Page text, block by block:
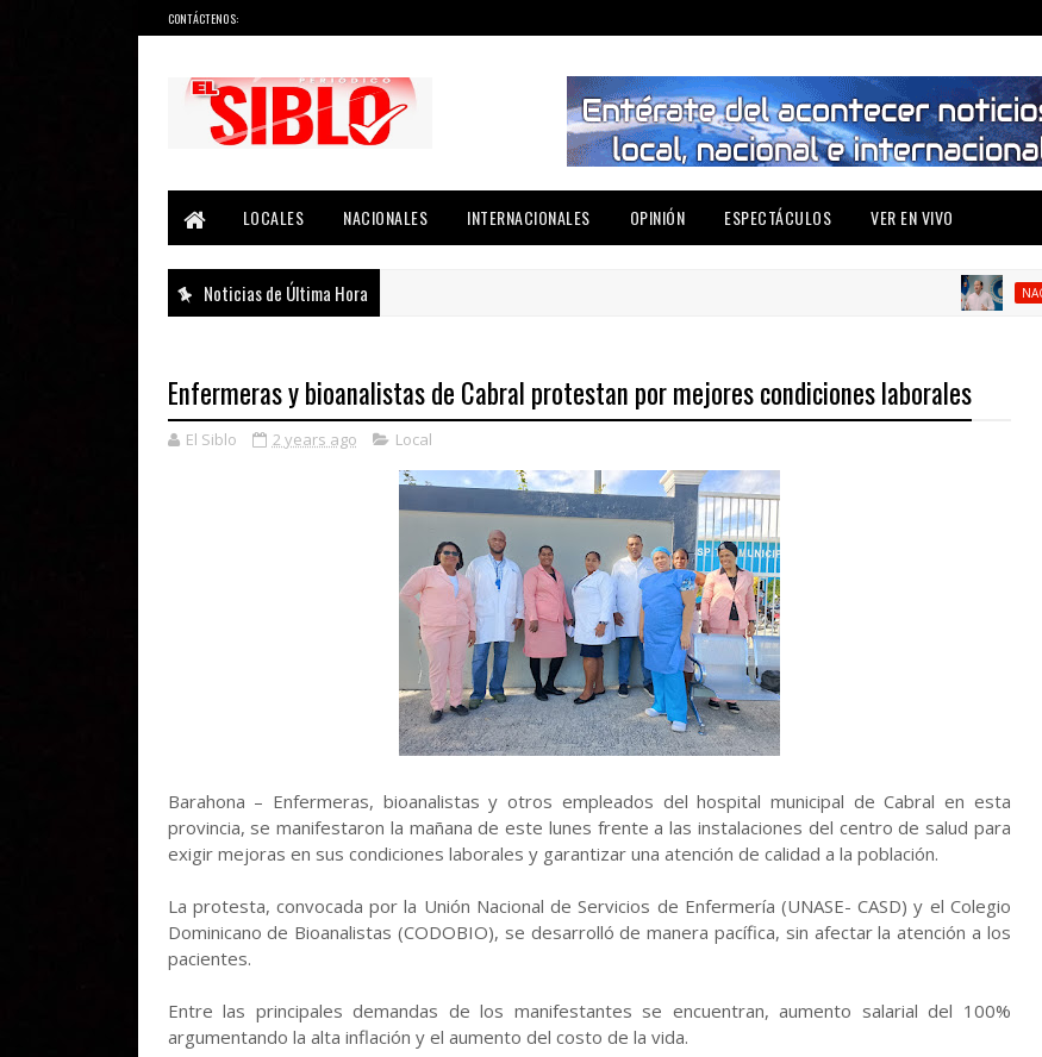
CONTÁCTENOS:
LOCALES
NACIONALES INTERNACIONALES OPINIÓN ESPECTÁCULOS VER EN VIVO
Noticias de Última Hora NACIONAL
Enfermeras y bioanalistas de Cabral protestan por mejores condiciones laborales
El Siblo 2 years ago Local
Barahona – Enfermeras, bioanalistas y otros empleados del hospital municipal de Cabral en esta
provincia, se manifestaron la mañana de este lunes frente a las instalaciones del centro de salud para
exigir mejoras en sus condiciones laborales y garantizar una atención de calidad a la población.
La protesta, convocada por la Unión Nacional de Servicios de Enfermería (UNASE- CASD) y el Colegio
Dominicano de Bioanalistas (CODOBIO), se desarrolló de manera pacífica, sin afectar la atención a los
pacientes.
Entre las principales demandas de los manifestantes se encuentran, aumento salarial del 100%
argumentando la alta inflación y el aumento del costo de la vida.